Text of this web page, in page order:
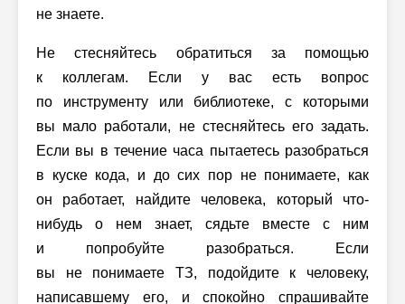
не знаете.
Не стесняйтесь обратиться за помощью
к коллегам. Если у вас есть вопрос
по инструменту или библиотеке, с которыми
вы мало работали, не стесняйтесь его задать.
Если вы в течение часа пытаетесь разобраться
в куске кода, и до сих пор не понимаете, как
он работает, найдите человека, который что-
нибудь о нем знает, сядьте вместе с ним
и попробуйте разобраться. Если
вы не понимаете ТЗ, подойдите к человеку,
написавшему его, и спокойно спрашивайте